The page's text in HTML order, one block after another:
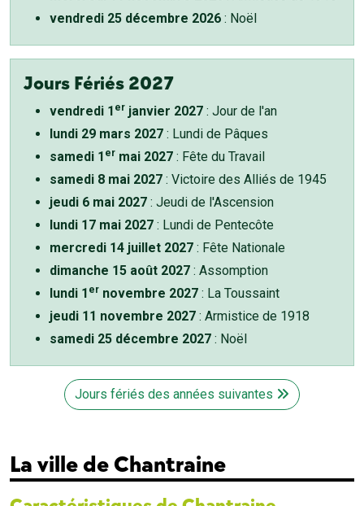
vendredi 25 décembre 2026 : Noël
Jours Fériés 2027
vendredi 1 er janvier 2027 : Jour de l'an
lundi 29 mars 2027 : Lundi de Pâques
samedi 1 er mai 2027 : Fête du Travail
samedi 8 mai 2027 : Victoire des Alliés de 1945
jeudi 6 mai 2027 : Jeudi de l'Ascension
lundi 17 mai 2027 : Lundi de Pentecôte
mercredi 14 juillet 2027 : Fête Nationale
dimanche 15 août 2027 : Assomption
lundi 1 er novembre 2027 : La Toussaint
jeudi 11 novembre 2027 : Armistice de 1918
samedi 25 décembre 2027 : Noël
Jours fériés des années suivantes
La ville de Chantraine